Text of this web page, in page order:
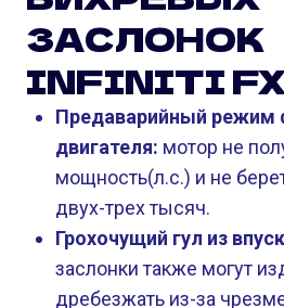
ЗАСЛОНОК
INFINITI
Предаварийный режим
двигателя: мотор не
мощность(л.с.) и не
двух-трех тысяч.
Грохочущий гул из
заслонки также могут
дребезжать из-за